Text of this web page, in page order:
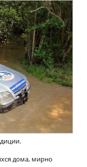
дома, мирно